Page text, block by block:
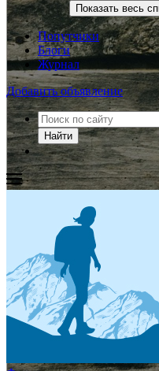
Показать весь
Попутчики
Блоги
Журнал
Добавить объявление
Найти